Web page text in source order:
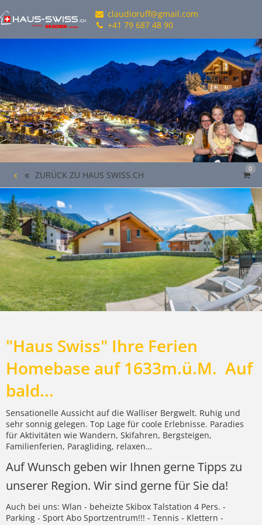
claudioruff@gmail.com
+41 79 687 48 90
0
ZURÜCK ZU HAUS SWISS.CH
"Haus Swiss" Ihre Ferien
Homebase auf 1633m.ü.M. Auf
bald...
Sensationelle Aussicht auf die Walliser Bergwelt. Ruhig und
sehr sonnig gelegen. Top Lage für coole Erlebnisse. Paradies
für Aktivitäten wie Wandern, Skifahren, Bergsteigen,
Familienferien, Paragliding, relaxen…
Auf Wunsch geben wir Ihnen gerne Tipps zu
unserer Region. Wir sind gerne für Sie da!
Auch bei uns: Wlan - beheizte Skibox Talstation 4 Pers. -
Parking - Sport Abo Sportzentrum!!! - Tennis - Klettern -